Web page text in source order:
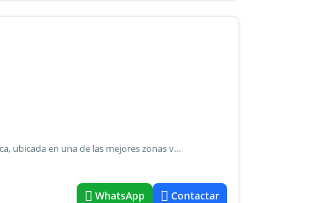
Gyg gestiones inmobiliarias ofrece a la venta excelente finca, ubicada en una de las mejores zonas vitivinícolas de mendoza. La propiedad se encuentra sobre ruta provincial n 15, ugarteche – lujan de cuyo con acceso rápido a ruta nacional n° 40. En la zona encontramos bodegas destacadas como anaia wines, navarro correas entre otras. Dicha finca cuenta con una superficie de 30 ha aproximadamente de las cuales el 30% se encuentra cultivada con uva malbec y destinadas a 2 bodegas de alta gama. A parte cuenta: • con una casa • un galpón • pozo de riego (capacidad para 50ha) consulte para más información y coordinar una visita! Gyg gestiones inmobiliarias compromiso, confianza y gestión al servicio de tu próxima inversión.
WhatsApp Contactar